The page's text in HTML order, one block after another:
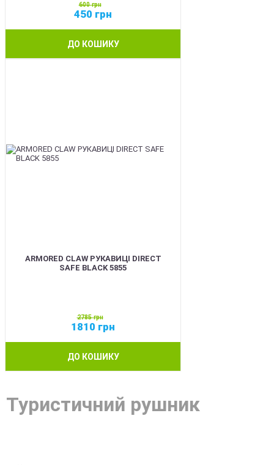
600грн
450 грн
ДО КОШИКУ
ARMORED CLAW РУКАВИЦІ DIRECT
SAFE BLACK 5855
2785грн
1810 грн
ДО КОШИКУ
Туристичний рушник